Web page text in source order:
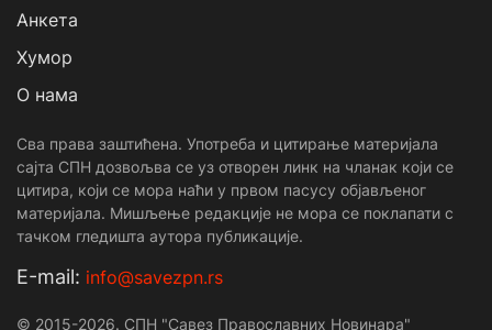
Анкета
Хумор
О нама
Сва права заштићена. Употреба и цитирање материјала
сајта СПН дозвољва се уз отворен линк на чланак који се
цитира, који се мора наћи у првом пасусу објављеног
материјала. Мишљење редакције не мора се поклапати с
тачком гледишта аутора публикације.
Е-mail: info@savezpn.rs
© 2015-2026. СПН "Савез Православних Новинара"